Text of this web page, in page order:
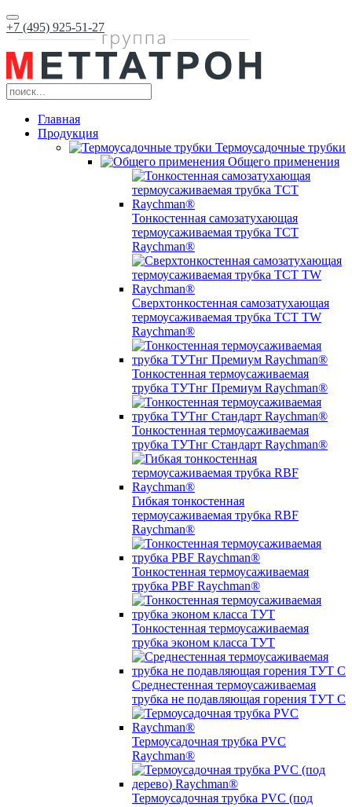
+7 (495) 925-51-27
Главная
Продукция
Термоусадочные трубки
Общего применения
Тонкостенная самозатухающая
термоусаживаемая трубка ТCT
Raychman®
Сверхтонкостенная самозатухающая
термоусаживаемая трубка ТCT TW
Raychman®
Тонкостенная термоусаживаемая
трубка ТУТнг Премиум Raychman®
Тонкостенная термоусаживаемая
трубка ТУТнг Стандарт Raychman®
Гибкая тонкостенная
термоусаживаемая трубка RBF
Raychman®
Тонкостенная термоусаживаемая
трубка PBF Raychman®
Тонкостенная термоусаживаемая
трубка эконом класса ТУТ
Среднестенная термоусаживаемая
трубка не подавляющая горения ТУТ С
Термоусадочная трубка PVC
Raychman®
Термоусадочная трубка PVC (под